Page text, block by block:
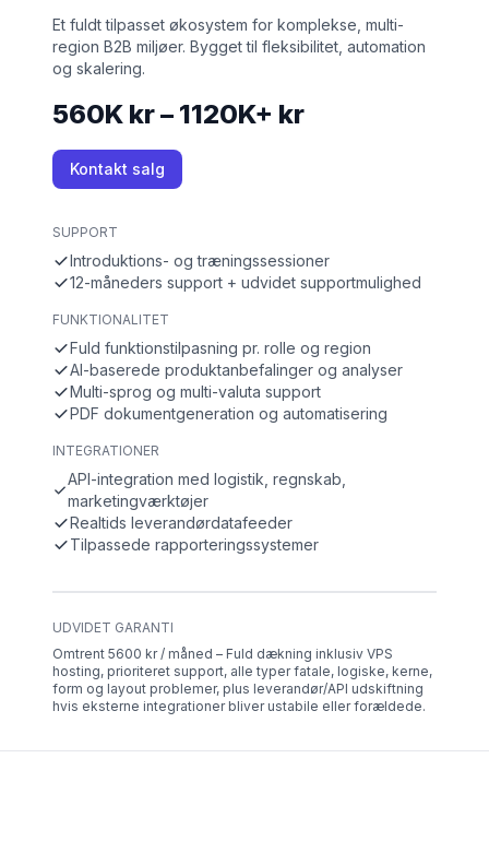
Et fuldt tilpasset økosystem for komplekse, multi-
region B2B miljøer. Bygget til fleksibilitet, automation
og skalering.
560K kr – 1120K+ kr
Kontakt salg
SUPPORT
Introduktions- og træningssessioner
12-måneders support + udvidet supportmulighed
FUNKTIONALITET
Fuld funktionstilpasning pr. rolle og region
AI-baserede produktanbefalinger og analyser
Multi-sprog og multi-valuta support
PDF dokumentgeneration og automatisering
INTEGRATIONER
API-integration med logistik, regnskab,
marketingværktøjer
Realtids leverandørdatafeeder
Tilpassede rapporteringssystemer
UDVIDET GARANTI
Omtrent 5600 kr / måned – Fuld dækning inklusiv VPS
hosting, prioriteret support, alle typer fatale, logiske, kerne,
form og layout problemer, plus leverandør/API udskiftning
hvis eksterne integrationer bliver ustabile eller forældede.